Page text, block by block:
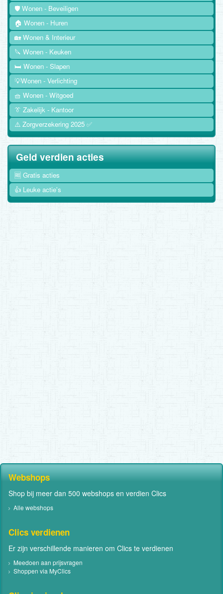
🛡️ Wonen - Beveiligen
🏠 Wonen - Huren
🏡 Wonen & Interieur
🔪 Wonen - Keuken
🛏️ Wonen - Slapen
💡Wonen - Verlichting
🧺 Wonen - Witgoed
👔 Zakelijk - Kantoor
⚠️ Zorgverzekering 2025 ✅
Geld verdien acties
🆓 Gratis acties
👍 Leuke actie's
Webshops
Shop bij meer dan 500 webshops en verdien Clics
Alle webshops
Clics verdienen
Er zijn verschillende manieren om Clics te verdienen
Meedoen aan prijsvragen
Shoppen via MyClics